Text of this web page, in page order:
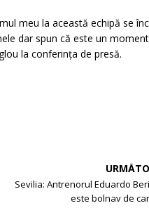
meu la această echipă se
dar spun că este un
la conferința de presă.
Sevilia: Antrenorul Eduardo
este bolnav de